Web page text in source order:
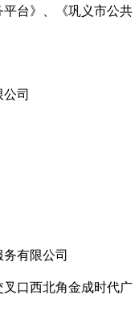
台》、《巩义市公共
司
有限公司
口西北角金成时代广